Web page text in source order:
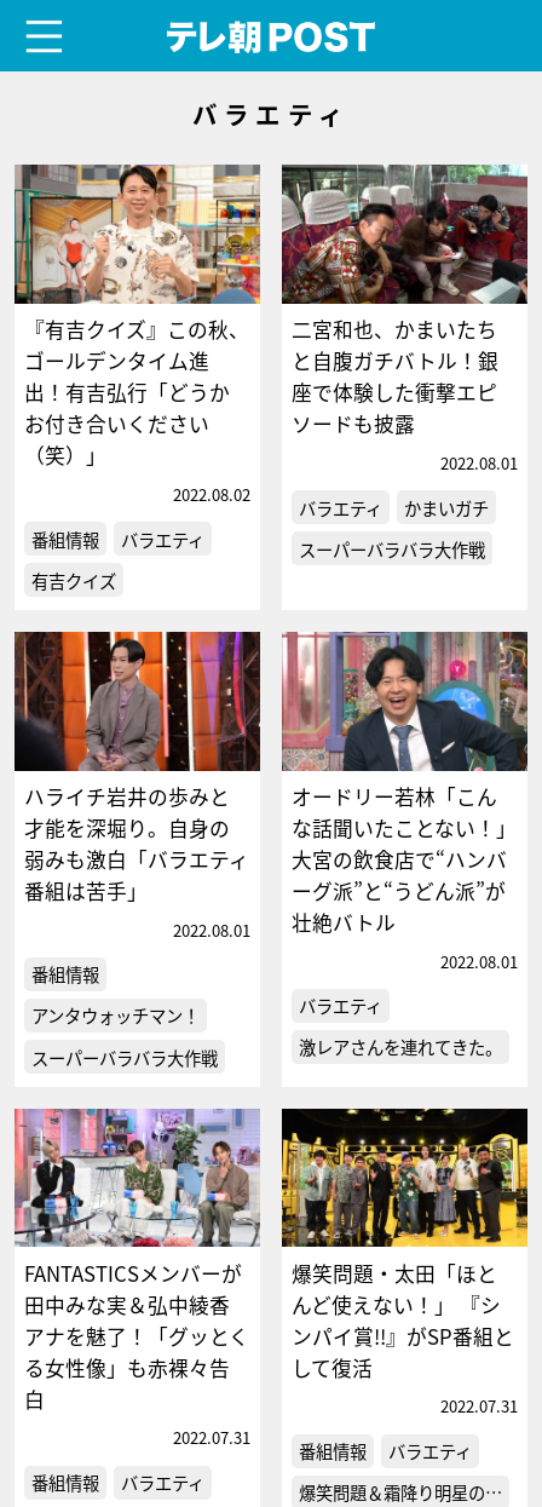
バラエティ
『有吉クイズ』この秋、
ゴールデンタイム進
出！有吉弘行「どうか
お付き合いください
（笑）」
2022.08.02
番組情報
バラエティ
有吉クイズ
二宮和也、かまいたち
と自腹ガチバトル！銀
座で体験した衝撃エピ
ソードも披露
2022.08.01
バラエティ
かまいガチ
スーパーバラバラ大作戦
ハライチ岩井の歩みと
才能を深堀り。自身の
弱みも激白「バラエティ
番組は苦手」
2022.08.01
番組情報
アンタウォッチマン！
スーパーバラバラ大作戦
オードリー若林「こん
な話聞いたことない！」
大宮の飲食店で“ハンバ
ーグ派”と“うどん派”が
壮絶バトル
2022.08.01
バラエティ
激レアさんを連れてきた。
FANTASTICSメンバーが
田中みな実＆弘中綾香
アナを魅了！「グッとく
る女性像」も赤裸々告
白
2022.07.31
番組情報
バラエティ
爆笑問題・太田「ほと
んど使えない！」 『シ
ンパイ賞!!』がSP番組と
して復活
2022.07.31
番組情報
バラエティ
爆笑問題＆霜降り明星の…